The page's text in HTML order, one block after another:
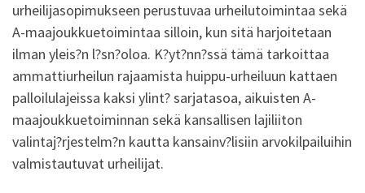
urheilijasopimukseen perustuvaa urheilutoimintaa sekä
A-maajoukkuetoimintaa silloin, kun sitä harjoitetaan
ilman yleis?n l?sn?oloa. K?yt?nn?ssä tämä tarkoittaa
ammattiurheilun rajaamista huippu-urheiluun kattaen
palloilulajeissa kaksi ylint? sarjatasoa, aikuisten A-
maajoukkuetoiminnan sekä kansallisen lajiliiton
valintaj?rjestelm?n kautta kansainv?lisiin arvokilpailuihin
valmistautuvat urheilijat.